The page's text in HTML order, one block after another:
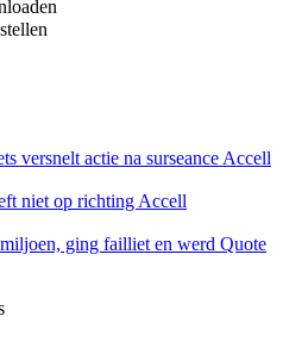
versnelt actie na surseance Accell
niet op richting Accell
ging failliet en werd Quote